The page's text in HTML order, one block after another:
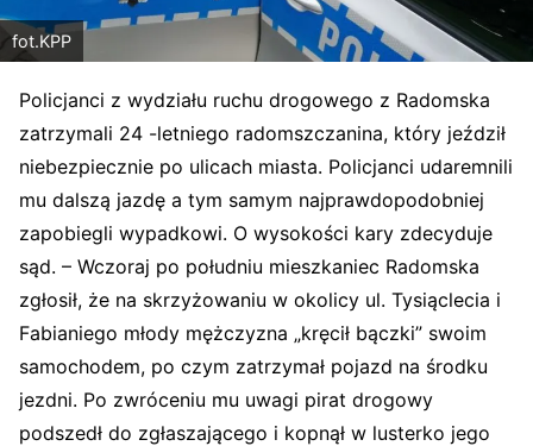
fot.KPP
Policjanci z wydziału ruchu drogowego z Radomska
zatrzymali 24 -letniego radomszczanina, który jeździł
niebezpiecznie po ulicach miasta. Policjanci udaremnili
mu dalszą jazdę a tym samym najprawdopodobniej
zapobiegli wypadkowi. O wysokości kary zdecyduje
sąd. – Wczoraj po południu mieszkaniec Radomska
zgłosił, że na skrzyżowaniu w okolicy ul. Tysiąclecia i
Fabianiego młody mężczyzna „kręcił bączki” swoim
samochodem, po czym zatrzymał pojazd na środku
jezdni. Po zwróceniu mu uwagi pirat drogowy
podszedł do zgłaszającego i kopnął w lusterko jego